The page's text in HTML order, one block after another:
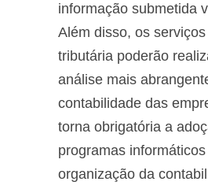
informação submetida
Além disso, os
tributária poderão
análise mais
contabilidade das
torna obrigatória a
programas
organização da